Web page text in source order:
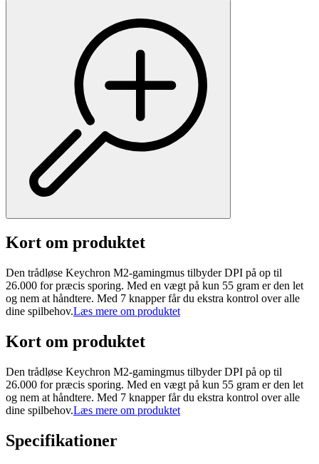
Kort om produktet
Den trådløse Keychron M2-gamingmus tilbyder DPI på op til
26.000 for præcis sporing. Med en vægt på kun 55 gram er den let
og nem at håndtere. Med 7 knapper får du ekstra kontrol over alle
dine spilbehov.Læs mere om produktet
Kort om produktet
Den trådløse Keychron M2-gamingmus tilbyder DPI på op til
26.000 for præcis sporing. Med en vægt på kun 55 gram er den let
og nem at håndtere. Med 7 knapper får du ekstra kontrol over alle
dine spilbehov.Læs mere om produktet
Specifikationer